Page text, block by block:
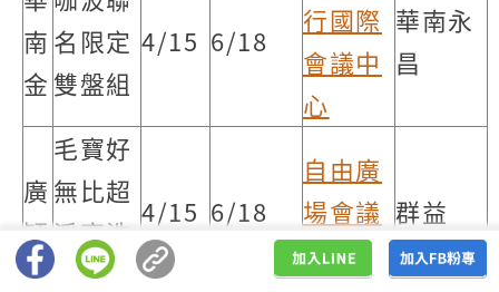
南
金
名限定
雙盤組
4/15 6/18
行國際
會議中
心
華南永
昌
廣
穎
毛寶好
無比超
淨亮洗
衣精
4/15 6/18
自由廣
場會議
中心
群益